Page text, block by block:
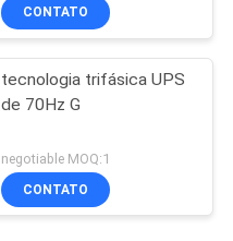
CONTATO
tecnologia trifásica UPS
de 70Hz G
negotiable MOQ:1
CONTATO